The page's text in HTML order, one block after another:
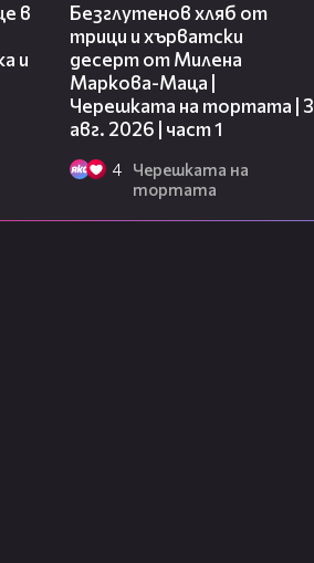
в
и
Безглутенов хляб от
трици и хърватски
десерт от Милена
Маркова-Маца |
Черешката на тортата | 3
авг. 2026 | част 1
4
Черешката на
тортата